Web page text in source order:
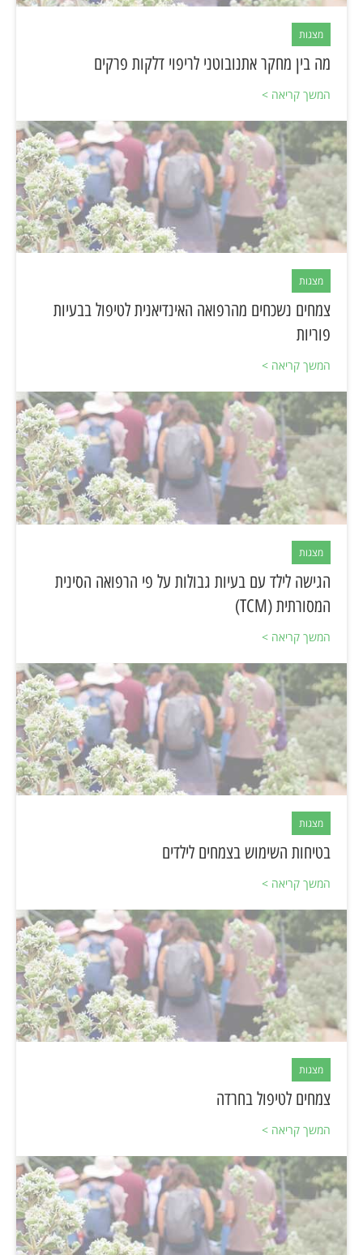
מצגות
מה בין מחקר אתנובוטני לריפוי דלקות פרקים
המשך קריאה >
מצגות
צמחים נשכחים מהרפואה האינדיאנית לטיפול בבעיות
פוריות
המשך קריאה >
מצגות
הגישה לילד עם בעיות גבולות על פי הרפואה הסינית
המסורתית (TCM)
המשך קריאה >
מצגות
בטיחות השימוש בצמחים לילדים
המשך קריאה >
מצגות
צמחים לטיפול בחרדה
המשך קריאה >